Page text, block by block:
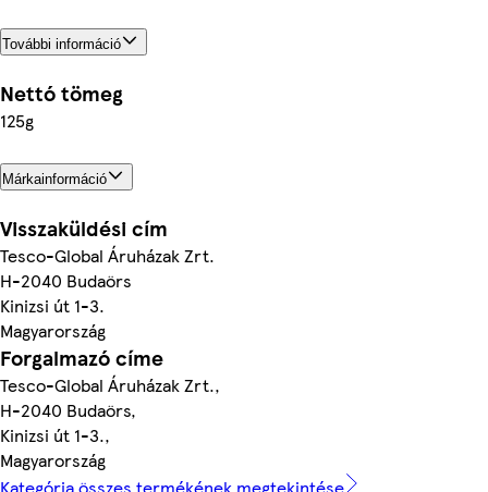
További információ
Nettó tömeg
125g
Márkainformáció
Visszaküldési cím
Tesco-Global Áruházak Zrt.
H-2040 Budaörs
Kinizsi út 1-3.
Magyarország
Forgalmazó címe
Tesco-Global Áruházak Zrt.,
H-2040 Budaörs,
Kinizsi út 1-3.,
Magyarország